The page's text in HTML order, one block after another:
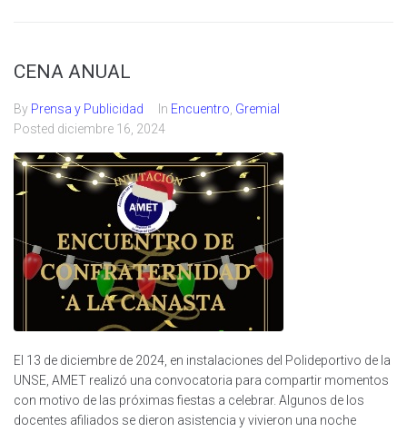
CENA ANUAL
By Prensa y Publicidad In Encuentro Gremial
Posted diciembre 16, 2024
El 13 de diciembre de 2024, en instalaciones del Polideportivo de la
UNSE, AMET realizó una convocatoria para compartir momentos
con motivo de las próximas fiestas a celebrar. Algunos de los
docentes afiliados se dieron asistencia y vivieron una noche